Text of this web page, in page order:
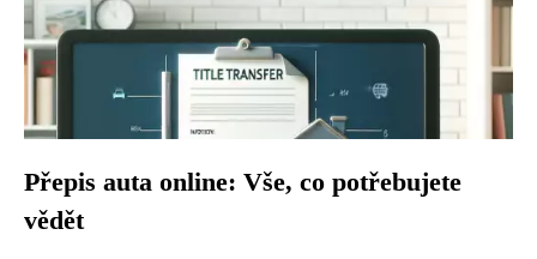
Přepis auta online: Vše, co potřebujete
vědět